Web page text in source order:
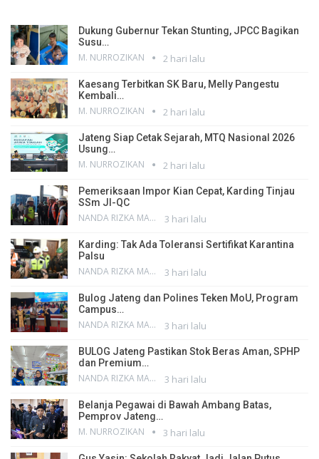
Dukung Gubernur Tekan Stunting, JPCC Bagikan
Susu…
M. NURROZIKAN 2 hari lalu
Kaesang Terbitkan SK Baru, Melly Pangestu
Kembali…
M. NURROZIKAN 2 hari lalu
Jateng Siap Cetak Sejarah, MTQ Nasional 2026
Usung…
M. NURROZIKAN 2 hari lalu
Pemeriksaan Impor Kian Cepat, Karding Tinjau
SSm JI-QC
NANDA RIZKA MAHENDRA 3 hari lalu
Karding: Tak Ada Toleransi Sertifikat Karantina
Palsu
NANDA RIZKA MAHENDRA 3 hari lalu
Bulog Jateng dan Polines Teken MoU, Program
Campus…
NANDA RIZKA MAHENDRA 3 hari lalu
BULOG Jateng Pastikan Stok Beras Aman, SPHP
dan Premium…
NANDA RIZKA MAHENDRA 3 hari lalu
Belanja Pegawai di Bawah Ambang Batas,
Pemprov Jateng…
M. NURROZIKAN 3 hari lalu